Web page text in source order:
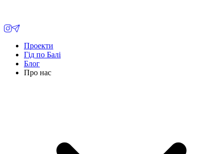
Проекти
Гід по Балі
Блог
Про нас